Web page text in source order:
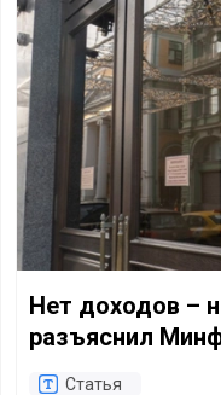
Нет доходов –
разъяснил
Статья